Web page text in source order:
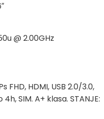
@ 2.00GHz
FHD, HDMI, USB 2.0/3.0,
SIM. A+ klasa. STANJE: